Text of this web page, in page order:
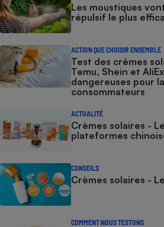
Les moustiques
répulsif le plus
ACTION QUE CHOISIR ENSEMBLE
Test des crèmes
Temu, Shein et
dangereuses pour
consommateurs
ACTUALITÉ
Crèmes solaires -
plateformes
CONSEILS
Crèmes solaires -
COMMENT NOUS TESTONS